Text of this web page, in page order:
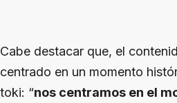
Cabe destacar que, el
centrado en un momento
toki: “nos centramos en el